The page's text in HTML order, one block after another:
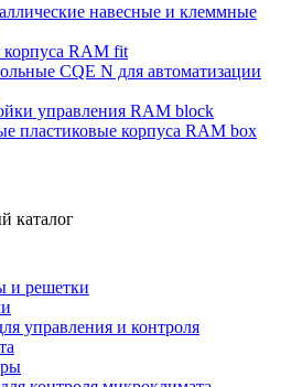
навесные и клеммные
RAM fit
CQE N для автоматизации
управления RAM block
пластиковые корпуса RAM box
каталог
и решетки
управления и контроля